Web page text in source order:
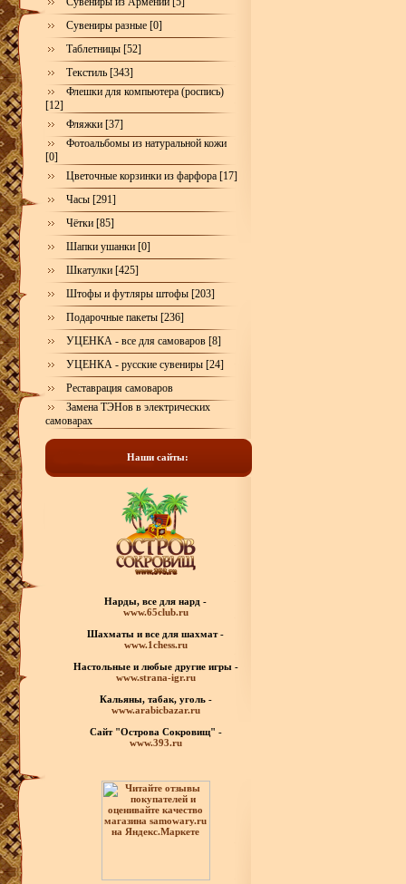
Сувениры разные [0]
Таблетницы [52]
Текстиль [343]
Флешки для компьютера (роспись)
[12]
Фляжки [37]
Фотоальбомы из натуральной кожи
[0]
Цветочные корзинки из фарфора [17]
Часы [291]
Чётки [85]
Шапки ушанки [0]
Шкатулки [425]
Штофы и футляры штофы [203]
Подарочные пакеты [236]
УЦЕНКА - все для самоваров [8]
УЦЕНКА - русские сувениры [24]
Реставрация самоваров
Замена ТЭНов в электрических
самоварах
Наши сайты:
Нарды, все для нард -
www.65club.ru
Шахматы и все для шахмат -
www.1chess.ru
Настольные и любые другие игры -
www.strana-igr.ru
Кальяны, табак, уголь -
www.arabicbazar.ru
Сайт "Острова Сокровищ" -
www.393.ru